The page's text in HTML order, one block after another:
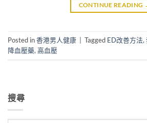
CONTINUE READING
Posted in香港男人健康 Tagged ED改善方法,
降血壓藥, 高血壓
搜尋